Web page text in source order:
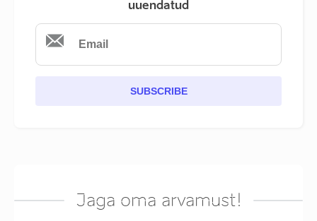
uuendatud
SUBSCRIBE
Jaga oma arvamust!